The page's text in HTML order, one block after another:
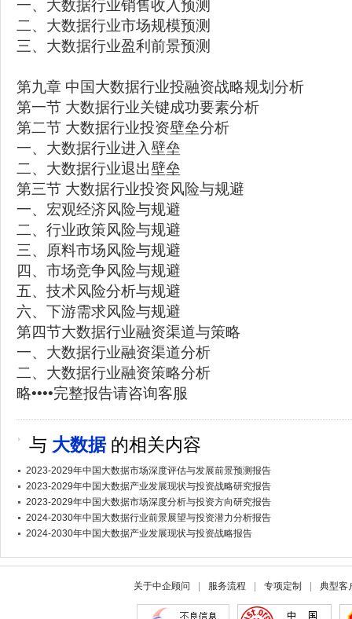
一、大数据行业销售收入预测
二、大数据行业市场规模预测
三、大数据行业盈利前景预测
第九章 中国大数据行业投融资战略规划分析
第一节 大数据行业关键成功要素分析
第二节 大数据行业投资壁垒分析
一、大数据行业进入壁垒
二、大数据行业退出壁垒
第三节 大数据行业投资风险与规避
一、宏观经济风险与规避
二、行业政策风险与规避
三、原料市场风险与规避
四、市场竞争风险与规避
五、技术风险分析与规避
六、下游需求风险与规避
第四节大数据行业融资渠道与策略
一、大数据行业融资渠道分析
二、大数据行业融资策略分析
略••••完整报告请咨询客服
与 大数据的相关内容
2023-2029年中国大数据市场深度评估与发展前景预测报告
2023-2029年中国大数据产业发展现状与投资战略研究报告
2023-2029年中国大数据市场深度分析与投资方向研究报告
2024-2030年中国大数据行业前景展望与投资潜力分析报告
2024-2030年中国大数据产业发展现状与投资战略报告
关于中企顾问 服务流程 专项定制 典型客